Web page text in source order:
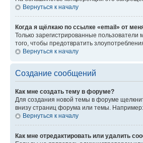
Вернуться к началу
Когда я щёлкаю по ссылке «email» от
Только зарегистрированные
того, чтобы предотвратить
Вернуться к началу
Создание сообщений
Как мне создать тему в форуме?
Для создания новой темы в форуме
внизу страниц форума или темы.
Вернуться к началу
Как мне отредактировать или удалить